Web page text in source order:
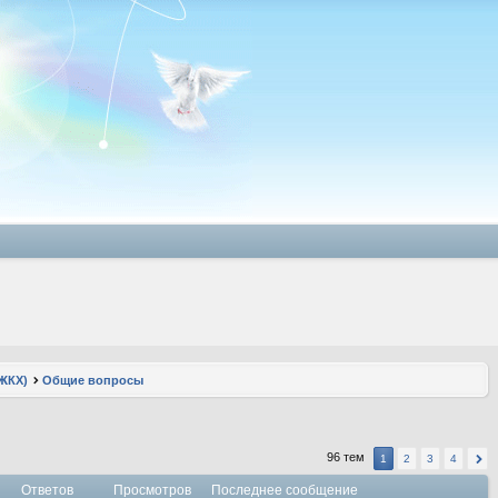
Общие вопросы
96 тем 1 2 3 4
Ответов Просмотров Последнее сообщение